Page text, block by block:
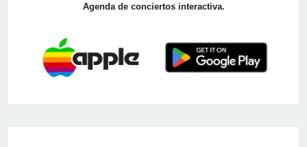
Agenda de conciertos interactiva.